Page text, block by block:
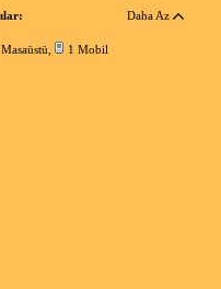
Daha Az
1 Mobil